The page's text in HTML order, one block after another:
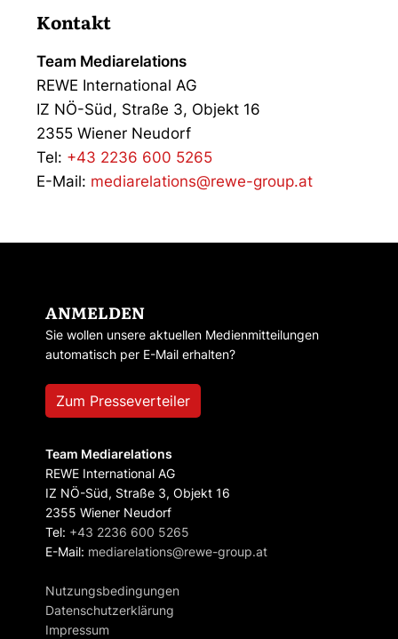
Kontakt
Team Mediarelations
REWE International AG
IZ NÖ-Süd, Straße 3, Objekt 16
2355 Wiener Neudorf
Tel: +43 2236 600 5265
E-Mail: mediarelations@rewe-group.at
ANMELDEN
Sie wollen unsere aktuellen Medienmitteilungen
automatisch per E-Mail erhalten?
Zum Presseverteiler
Team Mediarelations
REWE International AG
IZ NÖ-Süd, Straße 3, Objekt 16
2355 Wiener Neudorf
Tel: +43 2236 600 5265
E-Mail: mediarelations@rewe-group.at
Nutzungsbedingungen
Datenschutzerklärung
Impressum